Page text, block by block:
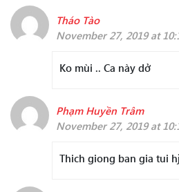
Tháo Tào
November 27, 2019 at
Ko mùi .. Ca này dở
Phạm Huyền Trâm
November 27, 2019 at
Thich giong ban gia tui